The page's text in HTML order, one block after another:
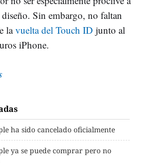
Sin embargo, no faltan
lavuelta del Touch ID junto al
iPhone.
ha sido cancelado oficialmente
ya se puede comprar pero no